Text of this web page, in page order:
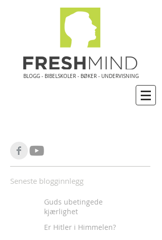
BLOGG - BIBELSKOLER - BØKER - UNDERVISNING
Seneste blogginnlegg
Guds ubetingede
kjærlighet
Er Hitler i Himmelen?